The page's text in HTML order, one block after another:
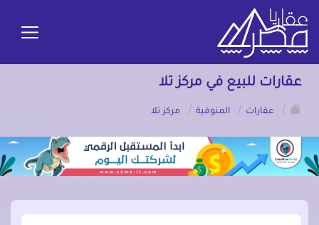
عقارات للبيع في مركز تلا
/
عقارات / المنوفية / مركز تلا